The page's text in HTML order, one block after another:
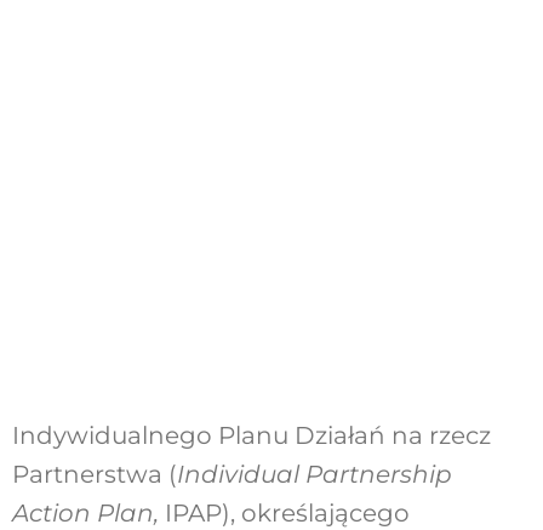
Indywidualnego Planu Działań na rzecz
Partnerstwa (Individual Partnership
Action Plan, IPAP), określającego